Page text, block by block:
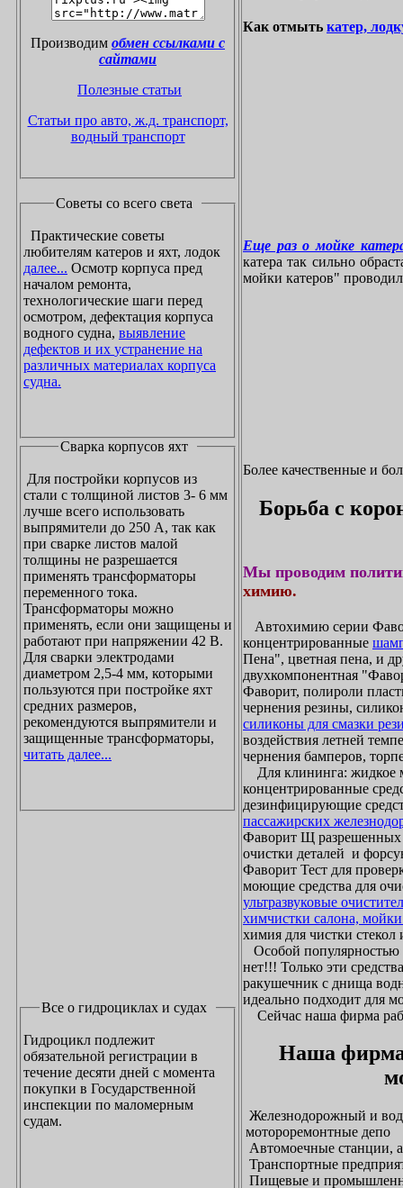
Производим обмен ссылками с
сайтами
Полезные статьи
Статьи про авто, ж.д. транспорт,
водный транспорт
Советы со всего света
Практические советы
любителям катеров и яхт, лодок
далее... Осмотр корпуса пред
началом ремонта,
технологические шаги перед
осмотром, дефектация корпуса
водного судна, выявление
дефектов и их устранение на
различных материалах корпуса
судна.
Сварка корпусов яхт
Для постройки корпусов из
стали с толщиной листов 3- 6 мм
лучше всего использовать
выпрямители до 250 А, так как
при сварке листов малой
толщины не разрешается
применять трансформаторы
переменного тока.
Трансформаторы можно
применять, если они защищены и
работают при напряжении 42 В.
Для сварки электродами
диаметром 2,5-4 мм, которыми
пользуются при постройке яхт
средних размеров,
рекомендуются выпрямители и
защищенные трансформаторы,
читать далее...
Все о гидроциклах и судах
Гидроцикл подлежит
обязательной регистрации в
течение десяти дней с момента
покупки в Государственной
инспекции по маломерным
судам.
Как отмыть катер,
Еще раз о мойке
катера так сильно
мойки катеров"
Более качественные и
Борьба с
Мы проводим
химию.
Автохимию серии
концентрированные
Пена", цветная пена, и
двухкомпонентная
Фаворит, полироли
чернения резины,
силиконы для смазки
воздействия летней
чернения бамперов,
Для клининга: жидкое
концентрированные
дезинфицирующие
пассажирских
Фаворит Щ
очистки деталей и
Фаворит Тест для
моющие средства для
ультразвуковые
химчистки салона,
химия для чистки стекол
Особой популярностью
нет!!! Только эти
ракушечник с днища
идеально подходит для
Сейчас наша фирма
Наша фирма
Железнодорожный и
мотороремонтные депо
Автомоечные станции,
Транспортные
Пищевые и